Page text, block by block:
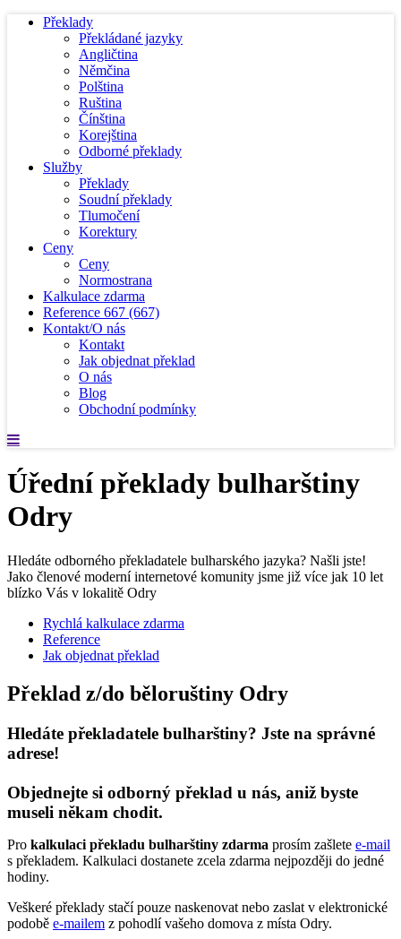
Překlady
Překládané jazyky
Angličtina
Němčina
Polština
Ruština
Čínština
Korejština
Odborné překlady
Služby
Překlady
Soudní překlady
Tlumočení
Korektury
Ceny
Ceny
Normostrana
Kalkulace zdarma
Reference 667 (667)
Kontakt/O nás
Kontakt
Jak objednat překlad
O nás
Blog
Obchodní podmínky
Úřední překlady bulharštiny
Odry
Hledáte odborného překladatele bulharského jazyka? Našli jste!
Jako členové moderní internetové komunity jsme již více jak 10 let
blízko Vás v lokalitě Odry
Rychlá kalkulace zdarma
Reference
Jak objednat překlad
Překlad z/do běloruštiny Odry
Hledáte překladatele bulharštiny? Jste na správné
adrese!
Objednejte si odborný překlad u nás, aniž byste
museli někam chodit.
Pro kalkulaci překladu bulharštiny zdarma prosím zašlete e-mail
s překladem. Kalkulaci dostanete zcela zdarma nejpozději do jedné
hodiny.
Veškeré překlady stačí pouze naskenovat nebo zaslat v elektronické
podobě e-mailem z pohodlí vašeho domova z místa Odry.